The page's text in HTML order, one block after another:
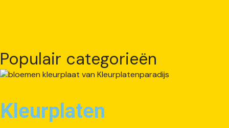
Populair categorieën
Kleurplaten